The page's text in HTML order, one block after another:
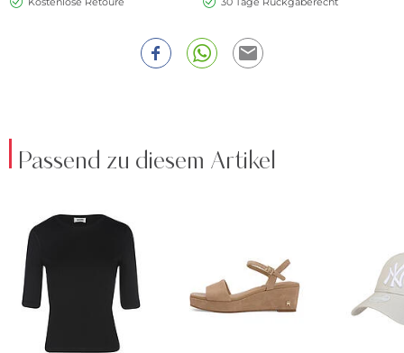
Passend zu diesem Artikel